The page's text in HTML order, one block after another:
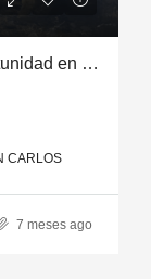
Casas en venta en San Carlos. Oportunidad en Ciudad Quesada
CARLOS
7 meses ago